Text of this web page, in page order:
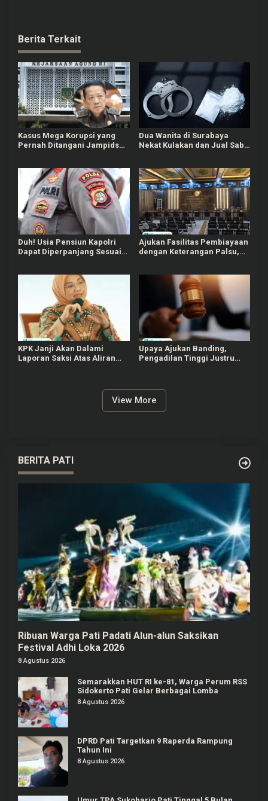
Berita Terkait
Kasus Mega Korupsi yang
Pernah Ditangani Jampidsus
MBG
Dua Wanita di Surabaya
Nekat Kulakan dan Jual Sabu
Duh! Usia Pensiun Kapolri
Dapat Diperpanjang Sesuai
Ajukan Fasilitas Pembiayaan
dengan Keterangan Palsu,
KPK Janji Akan Dalami
Laporan Saksi Atas Aliran
Upaya Ajukan Banding,
Pengadilan Tinggi Justru
View More
BERITA PATI
Ribuan Warga Pati Padati Alun-alun Saksikan
Festival Adhi Loka 2026
8 Agustus 2026
Semarakkan HUT RI ke-81, Warga Perum RSS
Sidokerto Pati Gelar Berbagai Lomba
8 Agustus 2026
DPRD Pati Targetkan 9 Raperda Rampung
Tahun Ini
8 Agustus 2026